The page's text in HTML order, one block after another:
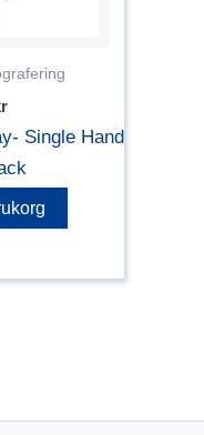
Single Hand